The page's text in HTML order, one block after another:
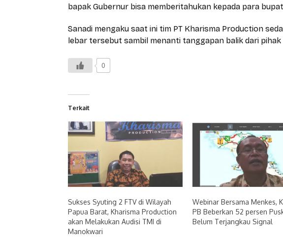
bapak Gubernur bisa memberitahukan kepada para
Sanadi mengaku saat ini tim PT Kharisma Production
lebar tersebut sambil menanti tanggapan balik dari pihak
0
Terkait
Sukses Syuting 2 FTV di Wilayah
Papua Barat, Kharisma Production
akan Melakukan Audisi TMI di
Manokwari
Webinar Bersama Menkes,
PB Beberkan 52 persen
Belum Terjangkau Signal